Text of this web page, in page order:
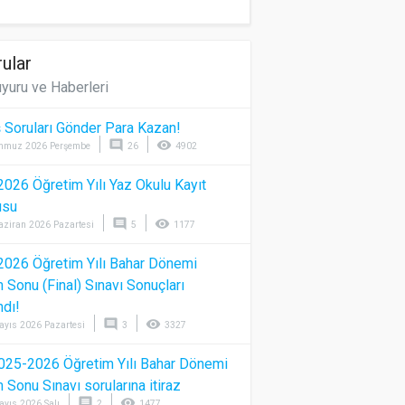
ve Haberleri
Soruları Gönder Para Kazan!
2026 Perşembe comment 26 visibility 4902
Öğretim Yılı Yaz Okulu Kayıt
2026 Pazartesi comment 5 visibility 1177
Öğretim Yılı Bahar Dönemi
Sonu (Final) Sınavı Sonuçları
2026 Pazartesi comment 3 visibility 3327
2026 Öğretim Yılı Bahar Dönemi
Sonu Sınavı sorularına itiraz